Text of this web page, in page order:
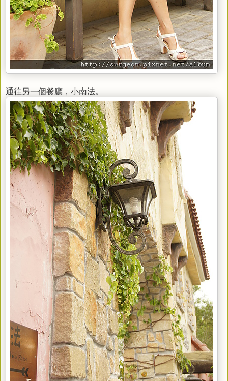
通往另一個餐廳，小南法。